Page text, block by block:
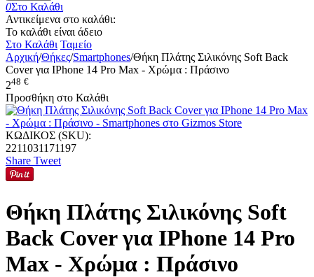
0Στο Καλάθι
Αντικείμενα στο καλάθι:
Το καλάθι είναι άδειο
Στο Καλάθι Ταμείο
Αρχική/Θήκες/Smartphones/Θήκη Πλάτης Σιλικόνης Soft Back
Cover για IPhone 14 Pro Max - Χρώμα : Πράσινο
248 €
Προσθήκη στο Καλάθι
ΚΩΔΙΚΟΣ (SKU):
2211031171197
Share Tweet
Θήκη Πλάτης Σιλικόνης Soft
Back Cover για IPhone 14 Pro
Max - Χρώμα : Πράσινο